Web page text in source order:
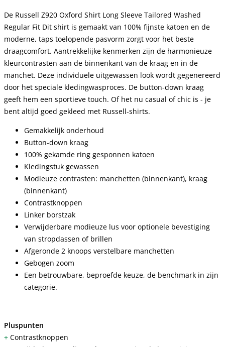
De Russell Z920 Oxford Shirt Long Sleeve Tailored Washed
Regular Fit Dit shirt is gemaakt van 100% fijnste katoen en de
moderne, taps toelopende pasvorm zorgt voor het beste
draagcomfort. Aantrekkelijke kenmerken zijn de harmonieuze
kleurcontrasten aan de binnenkant van de kraag en in de
manchet. Deze individuele uitgewassen look wordt gegenereerd
door het speciale kledingwasproces. De button-down kraag
geeft hem een sportieve touch. Of het nu casual of chic is - je
bent altijd goed gekleed met Russell-shirts.
Gemakkelijk onderhoud
Button-down kraag
100% gekamde ring gesponnen katoen
Kledingstuk gewassen
Modieuze contrasten: manchetten (binnenkant), kraag
(binnenkant)
Contrastknoppen
Linker borstzak
Verwijderbare modieuze lus voor optionele bevestiging
van stropdassen of brillen
Afgeronde 2 knoops verstelbare manchetten
Gebogen zoom
Een betrouwbare, beproefde keuze, de benchmark in zijn
categorie.
Pluspunten
+ Contrastknoppen